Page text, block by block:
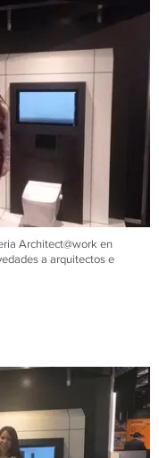
Architect@work en
a arquitectos e